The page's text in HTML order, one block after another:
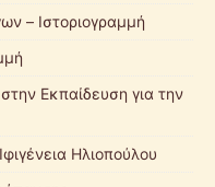
– Ιστοριογραμμή
Εκπαίδευση για την
Ηλιοπούλου